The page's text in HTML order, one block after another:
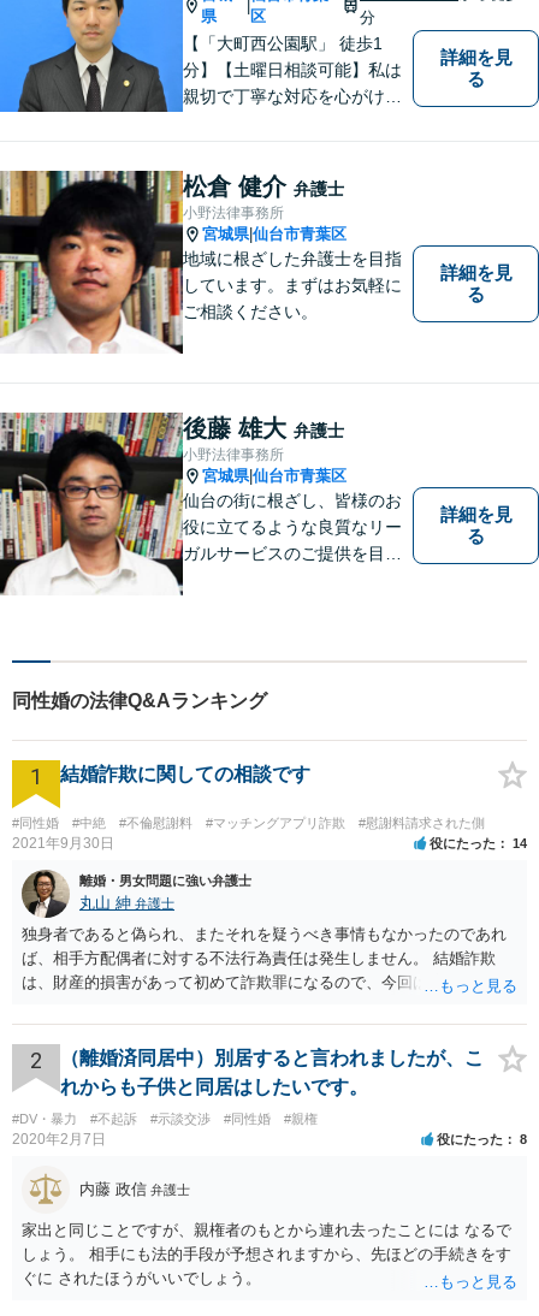
県
|
区
分
【「大町西公園駅」 徒歩1
分】【土曜日相談可能】私は
親切で丁寧な対応を心がけ、
法律に不安を抱える方々に支
援を提供しています。 依頼者
の要望を実現するため、迅速
かつ的確に対応いたします。
詳細を見
る
松倉 健介 弁護士
小野法律事務所
宮城県|仙台市青葉区
地域に根ざした弁護士を目指
しています。まずはお気軽に
ご相談ください。
詳細を見
る
後藤 雄大 弁護士
小野法律事務所
宮城県|仙台市青葉区
仙台の街に根ざし、皆様のお
役に立てるような良質なリー
ガルサービスのご提供を目指
詳細を見
る
同性婚の法律Q&Aランキング
1 結婚詐欺に関しての相談です
#同性婚 #中絶 #不倫慰謝料 #マッチングアプリ詐欺 #慰謝料請求された側
2021年9月30日 役にたった 14
離婚・男女問題に強い弁護士
丸山 紳 弁護士
独身者であると偽られ、またそれを疑うべき事情もなかったのであれ
ば、相手方配偶者に対する不法行為責任は発生しません。 結婚詐欺
は、財産的損害があって初めて詐欺罪になるので、今回は該当しませ
であることを知っていれば交際しなかったといえる場合に、慰謝料請
求が可能です。 LINEなどで、結婚を当然の前提にした関係だったこと
を立証できる場合は、請求は可能と考えます。
2
（離婚済同居中）別居すると言われましたが、こ
れからも子供と同居はしたいです。
#DV・暴力 #不起訴 #示談交渉 #同性婚 #親権
2020年2月7日 役にたった 8
内藤 政信 弁護士
家出と同じことですが、親権者のもとから連れ去ったことには なるで
しょう。 相手にも法的手段が予想されますから、先ほどの手続きをす
ぐに されたほうがいいでしょう。